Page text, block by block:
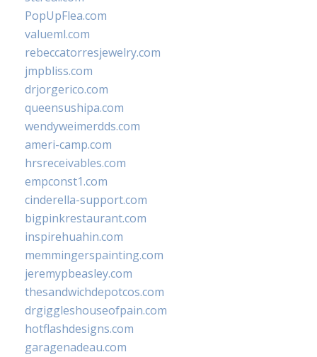
PopUpFlea.com
valueml.com
rebeccatorresjewelry.com
jmpbliss.com
drjorgerico.com
queensushipa.com
wendyweimerdds.com
ameri-camp.com
hrsreceivables.com
empconst1.com
cinderella-support.com
bigpinkrestaurant.com
inspirehuahin.com
memmingerspainting.com
jeremypbeasley.com
thesandwichdepotcos.com
drgiggleshouseofpain.com
hotflashdesigns.com
garagenadeau.com